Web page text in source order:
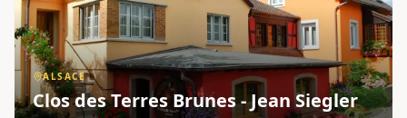
ALSACE
Clos des Terres Brunes - Jean Siegler